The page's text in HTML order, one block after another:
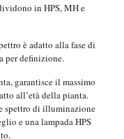
in HPS, MH e
è adatto alla fase di
per definizione.
garantisce il massimo
all’età della pianta.
spettro di illuminazione
e una lampada HPS